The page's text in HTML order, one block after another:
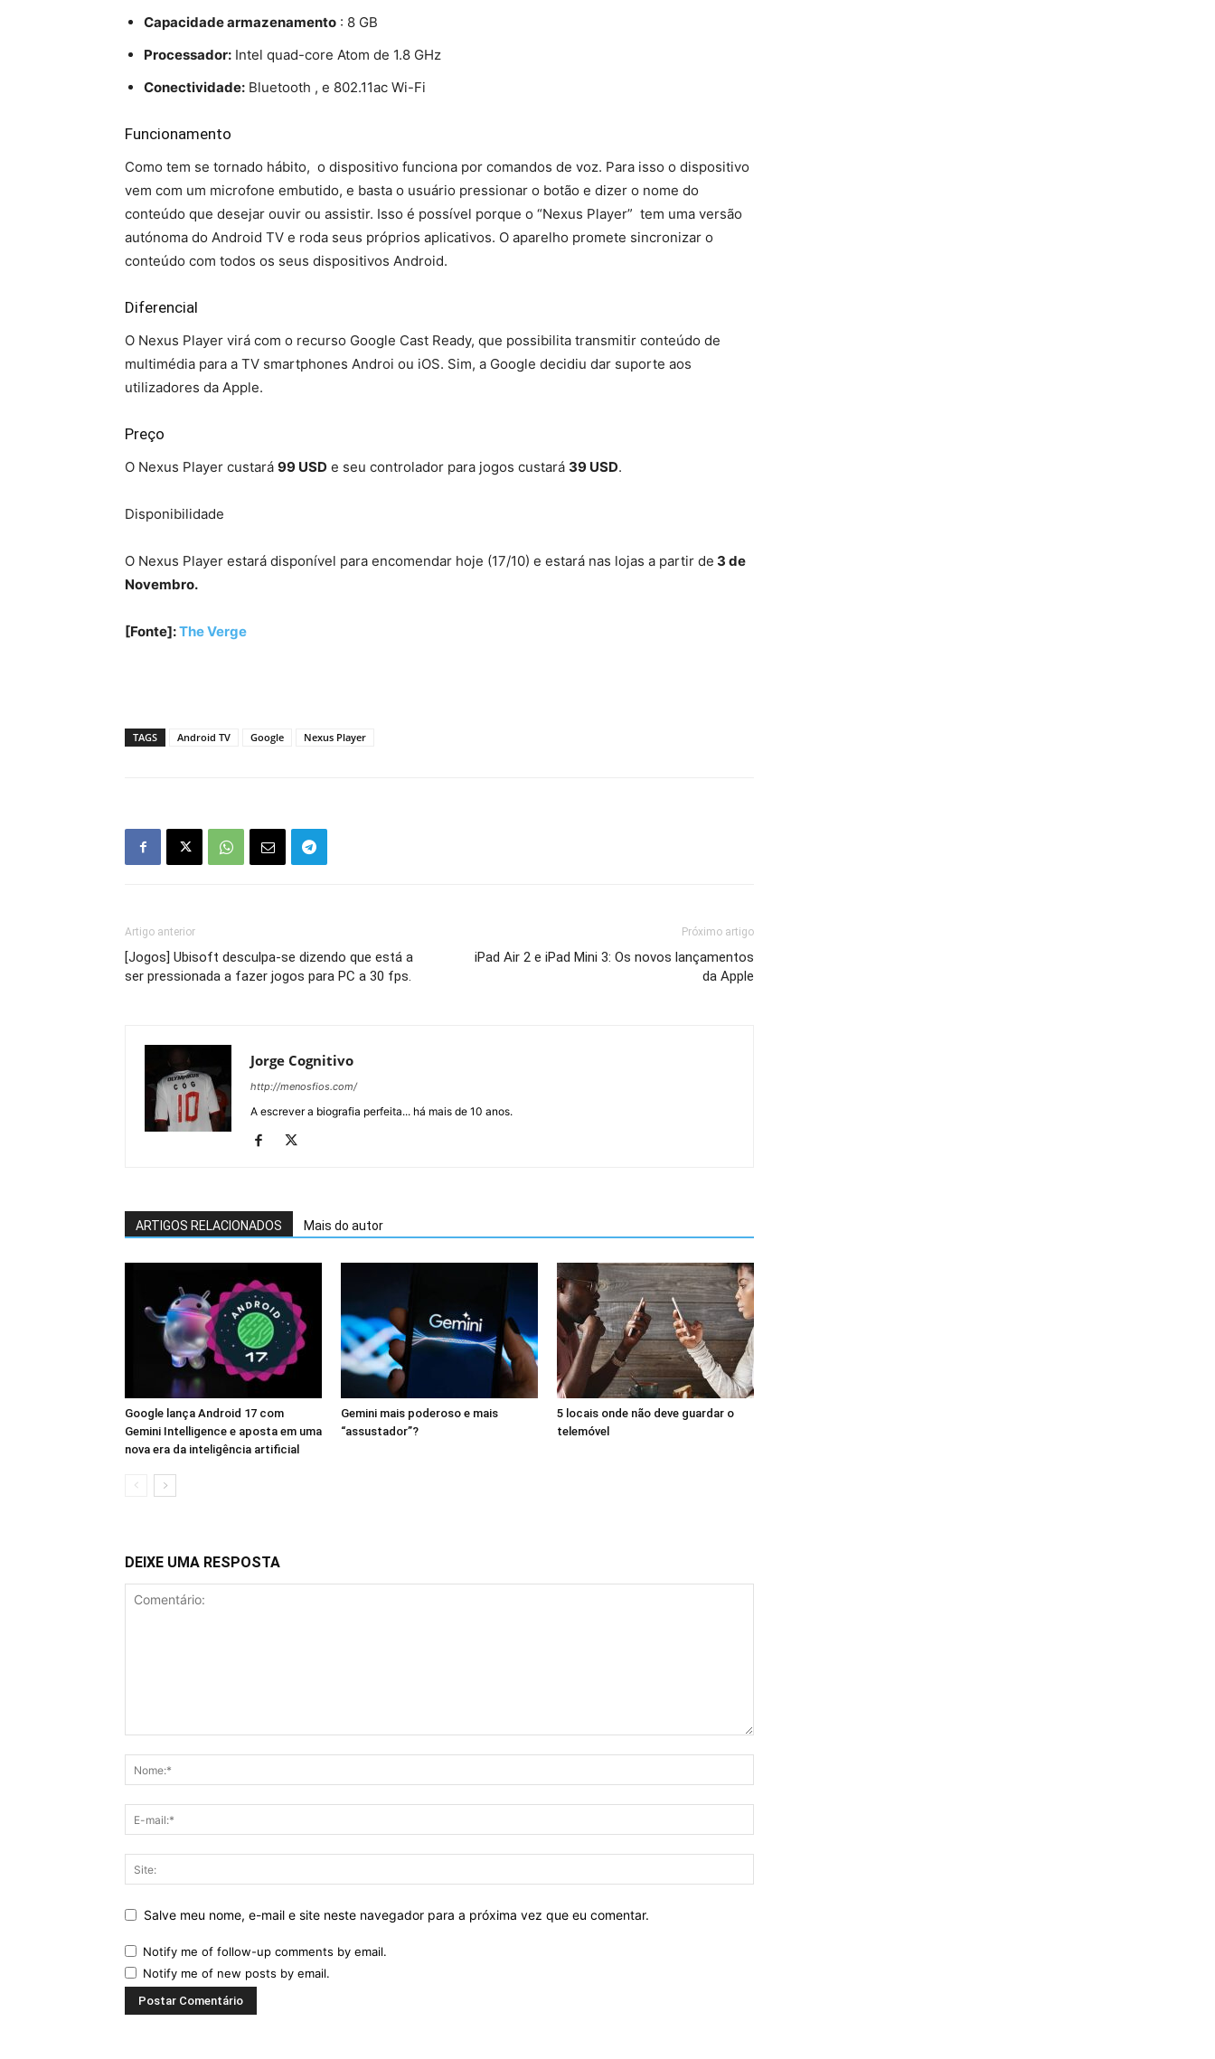
Capacidade armazenamento : 8 GB
Processador: Intel quad-core Atom de 1.8 GHz
Conectividade: Bluetooth , e 802.11ac Wi-Fi
Funcionamento
Como tem se tornado hábito, o dispositivo funciona por comandos de voz. Para isso o dispositivo
vem com um microfone embutido, e basta o usuário pressionar o botão e dizer o nome do
conteúdo que desejar ouvir ou assistir. Isso é possível porque o “Nexus Player” tem uma versão
autónoma do Android TV e roda seus próprios aplicativos. O aparelho promete sincronizar o
conteúdo com todos os seus dispositivos Android.
Diferencial
O Nexus Player virá com o recurso Google Cast Ready, que possibilita transmitir conteúdo de
multimédia para a TV smartphones Androi ou iOS. Sim, a Google decidiu dar suporte aos
utilizadores da Apple.
Preço
O Nexus Player custará 99 USD e seu controlador para jogos custará 39 USD.
Disponibilidade
O Nexus Player estará disponível para encomendar hoje (17/10) e estará nas lojas a partir de 3 de
Novembro.
[Fonte]:The Verge
TAGS Android TV Google Nexus Player
Artigo anterior
[Jogos] Ubisoft desculpa-se dizendo que está a
ser pressionada a fazer jogos para PC a 30 fps.
Próximo artigo
iPad Air 2 e iPad Mini 3: Os novos lançamentos
da Apple
Jorge Cognitivo
http://menosfios.com/
A escrever a biografia perfeita... há mais de 10 anos.
ARTIGOS RELACIONADOS Mais do autor
Google lança Android 17 com
Gemini Intelligence e aposta em uma
nova era da inteligência artificial
Gemini mais poderoso e mais
“assustador”?
5 locais onde não deve guardar o
telemóvel
DEIXE UMA RESPOSTA
Salve meu nome, e-mail e site neste navegador para a próxima vez que eu comentar.
Notify me of follow-up comments by email.
Notify me of new posts by email.